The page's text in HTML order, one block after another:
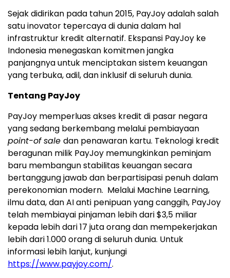
Sejak didirikan pada tahun 2015, PayJoy adalah salah
satu inovator tepercaya di dunia dalam hal
infrastruktur kredit alternatif. Ekspansi PayJoy ke
Indonesia menegaskan komitmen jangka
panjangnya untuk menciptakan sistem keuangan
yang terbuka, adil, dan inklusif di seluruh dunia.
Tentang PayJoy
PayJoy memperluas akses kredit di pasar negara
yang sedang berkembang melalui pembiayaan
point-of sale dan penawaran kartu. Teknologi kredit
beragunan milik PayJoy memungkinkan peminjam
baru membangun stabilitas keuangan secara
bertanggung jawab dan berpartisipasi penuh dalam
perekonomian modern. Melalui Machine Learning,
ilmu data, dan AI anti penipuan yang canggih, PayJoy
telah membiayai pinjaman lebih dari $3,5 miliar
kepada lebih dari 17 juta orang dan mempekerjakan
lebih dari 1.000 orang di seluruh dunia. Untuk
informasi lebih lanjut, kunjungi
https://www.payjoy.com/.